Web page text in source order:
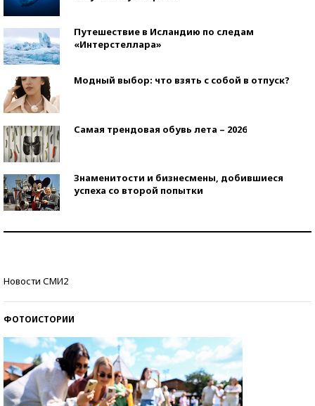
Путешествие в Исландию по следам
«Интерстеллара»
Модный выбор: что взять с собой в отпуск?
Самая трендовая обувь лета – 2026
Знаменитости и бизнесмены, добившиеся
успеха со второй попытки
Новости СМИ2
ФОТОИСТОРИИ